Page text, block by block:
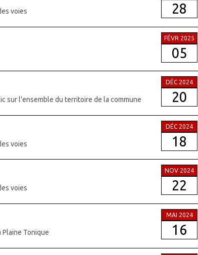
voies 28
FÉVR 2025
05
sur l'ensemble du territoire de la commune
DÉC 2024
20
voies
DÉC 2024
18
voies
NOV 2024
22
Tonique
MAI 2024
16